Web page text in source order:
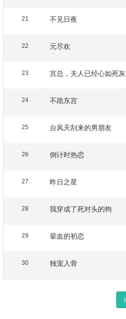
21 不见日夜
22 元尽欢
23 宫总，夫人已经心如死灰
24 不跪东宫
25 台风天刮来的男朋友
26 倒计时热恋
27 昨日之星
28 我穿成了死对头的狗
29 晕血的初恋
30 独宠入骨
1